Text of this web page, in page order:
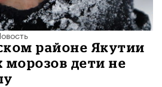
районе Якутии
морозов дети не